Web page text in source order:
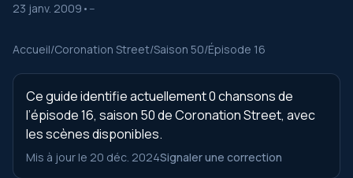
23 janv. 2009 • --
Accueil/Coronation Street/Saison 50/Épisode 16
Ce guide identifie actuellement 0 chansons de
l’épisode 16, saison 50 de Coronation Street, avec
les scènes disponibles.
Mis à jour le 20 déc. 2024Signaler une correction